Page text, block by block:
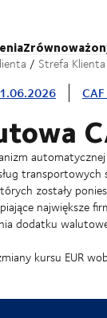
Strefa
zostały
największe
dodatku
kursu EUR